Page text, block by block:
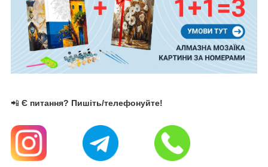
📲 Є питання? Пишіть/телефонуйте!